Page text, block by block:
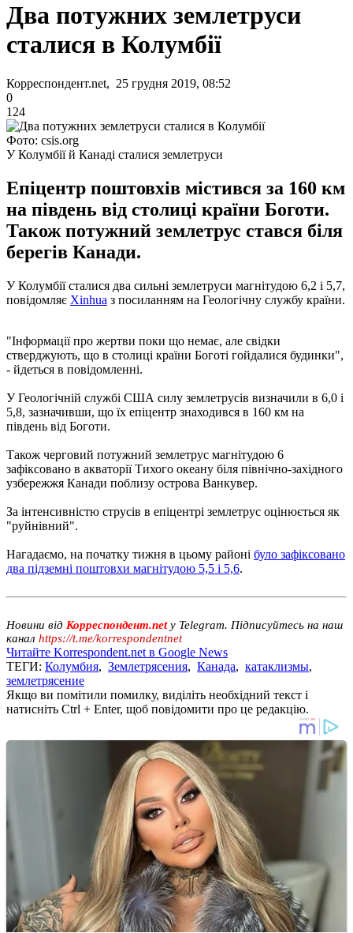
Два потужних землетруси
сталися в Колумбії
Корреспондент.net, 25 грудня 2019, 08:52
0
124
Фото: csis.org
У Колумбії й Канаді сталися землетруси
Епіцентр поштовхів містився за 160 км
на південь від столиці країни Боготи.
Також потужний землетрус стався біля
берегів Канади.
У Колумбії сталися два сильні землетруси магнітудою 6,2 і 5,7,
повідомляє Xinhua з посиланням на Геологічну службу країни.
"Інформації про жертви поки що немає, але свідки
стверджують, що в столиці країни Боготі гойдалися будинки",
- йдеться в повідомленні.
У Геологічній службі США силу землетрусів визначили в 6,0 і
5,8, зазначивши, що їх епіцентр знаходився в 160 км на
південь від Боготи.
Також черговий потужний землетрус магнітудою 6
зафіксовано в акваторії Тихого океану біля північно-західного
узбережжя Канади поблизу острова Ванкувер.
За інтенсивністю струсів в епіцентрі землетрус оцінюється як
"руйнівний".
Нагадаємо, на початку тижня в цьому районі було зафіксовано
два підземні поштовхи магнітудою 5,5 і 5,6.
Новини від Корреспондент.netу Telegram. Підписуйтесь на наш
канал https://t.me/korrespondentnet
Читайте Korrespondent.net в Google News
ТЕГИ: Колумбия, Землетрясения, Канада, катаклизмы,
землетрясение
Якщо ви помітили помилку, виділіть необхідний текст і
натисніть Ctrl + Enter, щоб повідомити про це редакцію.